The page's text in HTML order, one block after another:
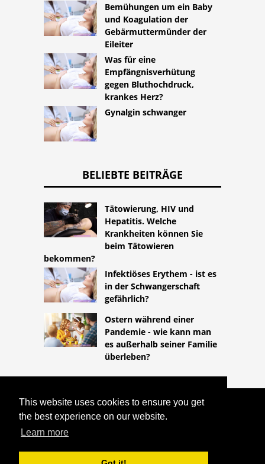
This website uses cookies to ensure you get
the best experience on our website.
Learn more
Bemühungen um ein Baby
und Koagulation der
Gebärmuttermünder der
Eileiter
Was für eine
Empfängnisverhütung
gegen Bluthochdruck,
krankes Herz?
Gynalgin schwanger
BELIEBTE BEITRÄGE
Tätowierung, HIV und
Hepatitis. Welche
Krankheiten können Sie
beim Tätowieren
bekommen?
Infektiöses Erythem - ist es
in der Schwangerschaft
gefährlich?
Ostern während einer
Pandemie - wie kann man
es außerhalb seiner Familie
überleben?
COPYRIGHT 2026
HTTPS://LIFESTYLEMED.NET
HÄMORRHAGISCHE CORPUS LUTEUM-
ZYSTE - SCHWANGERSCHAFT ODER
NICHT SCHWANGER?